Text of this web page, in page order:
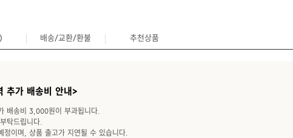
) 배송/교환/환불 추천상품
추가 배송비 안내>
배송비 3,000원이 부과됩니다.
탁드립니다.
정이며, 상품 출고가 지연될 수 있습니다.